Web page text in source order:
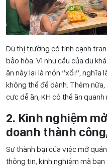
Dù thị trường có tính cạnh
bảo hòa. Vì nhu cầu của du
ăn này lại là món “xổi”, nghĩa
không thể để dành. Thêm
cực dễ ăn, KH có thể ăn
2. Kinh nghiệm
doanh thành
Sự thành bại của việc mở
thông tin, kinh nghiệm mà